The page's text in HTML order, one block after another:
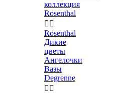
коллекция
Rosenthal
 
Rosenthal
Дикие
цветы
Ангелочки
Вазы
Degrenne
 